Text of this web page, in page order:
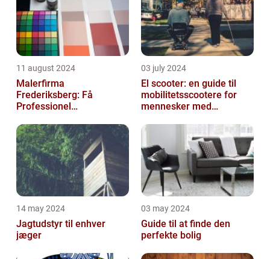
11 august 2024
Malerfirma
Frederiksberg: Få
Professionel
eller virksomhed
03 july 2024
El scooter: en guide til
mobilitetsscootere for
mennesker med
14 may 2024
Jagtudstyr til enhver
jæger
03 may 2024
Guide til at finde den
perfekte bolig